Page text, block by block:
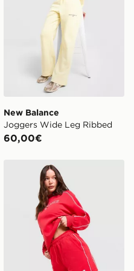
in negozio” o “consegna
Per rintracciare il tuo
track-my-order/
New Balance
Joggers Wide Leg Ribbed
60,00€
New Balance Pantaloncini